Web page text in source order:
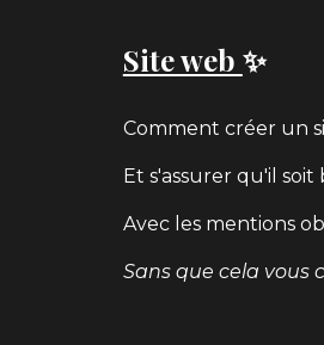
Site web ✨
Comment créer un
Et s'assurer qu'il
Avec les mentions
Sans que cela vous